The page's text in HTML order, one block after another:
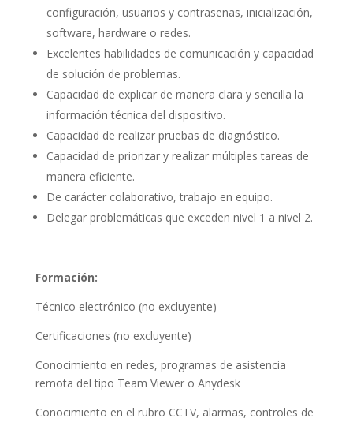
configuración, usuarios y contraseñas, inicialización,
software, hardware o redes.
Excelentes habilidades de comunicación y capacidad
de solución de problemas.
Capacidad de explicar de manera clara y sencilla la
información técnica del dispositivo.
Capacidad de realizar pruebas de diagnóstico.
Capacidad de priorizar y realizar múltiples tareas de
manera eficiente.
De carácter colaborativo, trabajo en equipo.
Delegar problemáticas que exceden nivel 1 a nivel 2.
Formación:
Técnico electrónico (no excluyente)
Certificaciones (no excluyente)
Conocimiento en redes, programas de asistencia
remota del tipo Team Viewer o Anydesk
Conocimiento en el rubro CCTV, alarmas, controles de